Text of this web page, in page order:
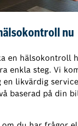
nu
en hälsokontroll
enkla steg. Vi
en likvärdig
baserad på din